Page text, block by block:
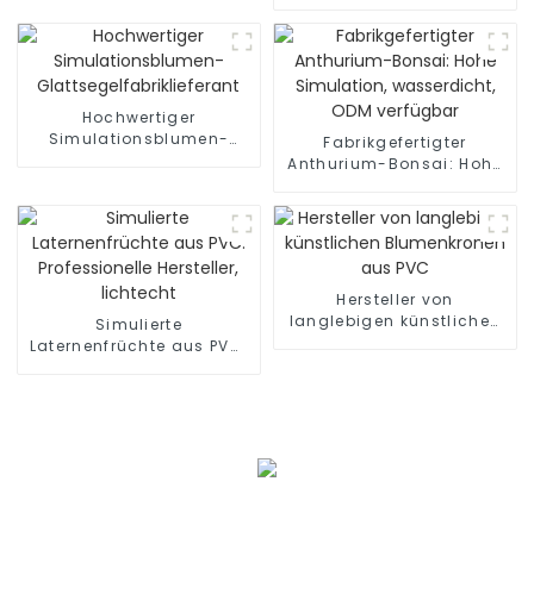
Hochwertiger
Simulationsblumen-
Fabrikgefertigter
Anthurium-Bonsai: Hohe
ODM verfügbar
Simulierte
Laternenfrüchte aus PVC:
Hersteller von
langlebigen künstlichen